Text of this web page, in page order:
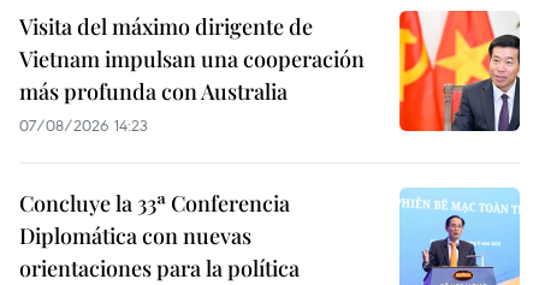
Visita del máximo dirigente de
Vietnam impulsan una cooperación
más profunda con Australia
07/08/2026 14:23
Concluye la 33ª Conferencia
Diplomática con nuevas
orientaciones para la política